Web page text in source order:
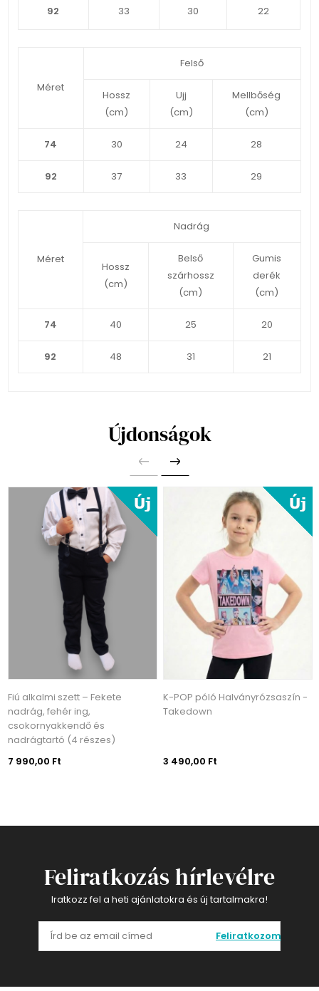
92 33 30 22
Méret
Felső
Hossz
(cm)
Ujj
(cm)
Mellbőség
(cm)
74 30 24 28
92 37 33 29
Méret
Nadrág
Hossz
(cm)
Belső
szárhossz
(cm)
Gumis
derék
(cm)
74 40 25 20
92 48 31 21
Újdonságok
Fiú alkalmi szett – Fekete
nadrág, fehér ing,
csokornyakkendő és
nadrágtartó (4 részes)
7 990,00 Ft
K-POP póló Halványrózsaszín -
Takedown
3 490,00 Ft
Feliratkozás hírlevélre
Iratkozz fel a heti ajánlatokra és új tartalmakra!
Feliratkozom